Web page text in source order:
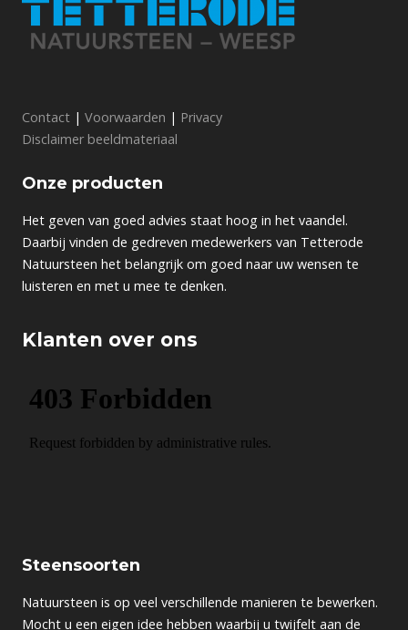
Contact | Voorwaarden | Privacy
Disclaimer beeldmateriaal
Onze producten
Het geven van goed advies staat hoog in het vaandel.
Daarbij vinden de gedreven medewerkers van Tetterode
Natuursteen het belangrijk om goed naar uw wensen te
luisteren en met u mee te denken.
Klanten over ons
Steensoorten
Natuursteen is op veel verschillende manieren te bewerken.
Mocht u een eigen idee hebben waarbij u twijfelt aan de